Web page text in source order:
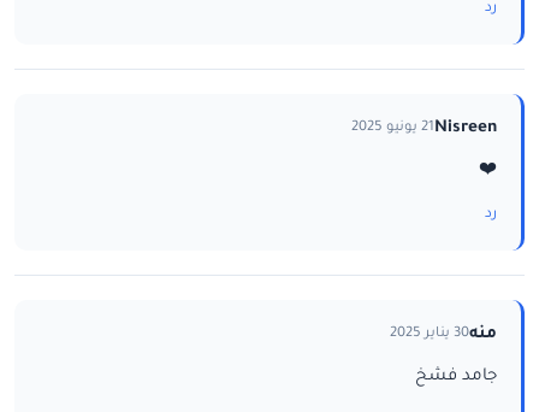
رد
Nisreen21 يونيو 2025
❤️
رد
منه30 يناير 2025
جامد فشخ